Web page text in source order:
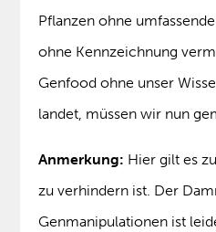
Pflanzen ohne
ohne Kennzeichnung
Genfood ohne unser
landet, müssen wir nun
Anmerkung: Hier gilt es
zu verhindern ist. Der
Genmanipulationen ist